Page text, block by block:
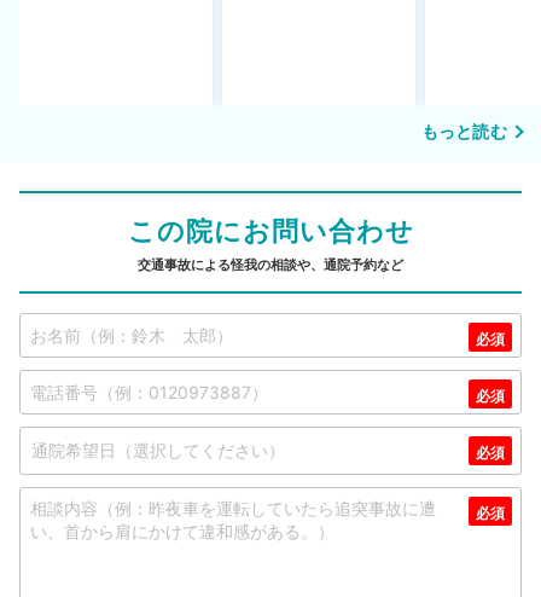
もっと読む
この院にお問い合わせ
交通事故による怪我の相談や、通院予約など